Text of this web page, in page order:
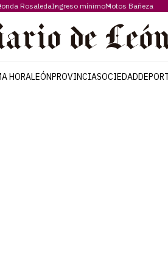
RosaledaIngreso mínimoMotos Bañeza
HORALEÓNPROVINCIASOCIEDAD